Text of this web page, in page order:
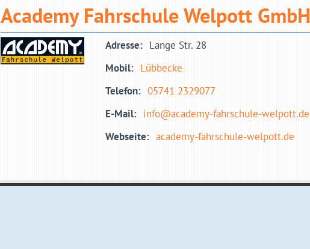
Academy Fahrschule Welpott GmbH
Adresse: Lange Str. 28
Mobil: Lübbecke
Telefon: 05741 2329077
E-Mail: info@academy-fahrschule-welpott.de
Webseite: academy-fahrschule-welpott.de